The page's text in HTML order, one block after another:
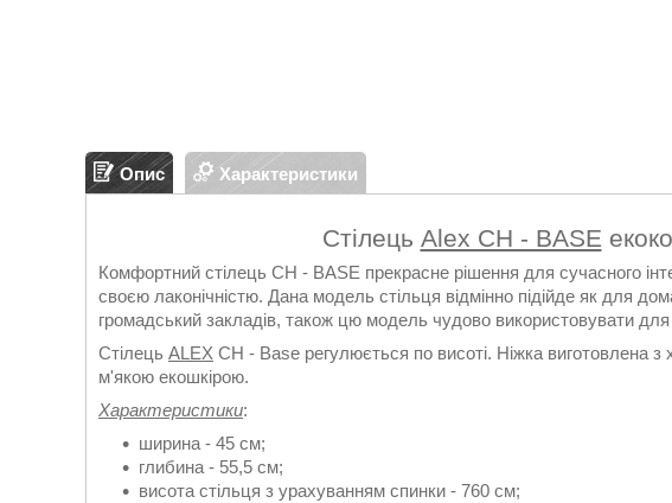
Опис Характеристики
Стілець Alex CH - BASE
Комфортний стілець CH - BASE прекрасне рішення для сучасного
своєю лаконічністю. Дана модель стільця відмінно підійде як для
громадський закладів, також цю модель чудово використовувати для
Стілець ALEX CH - Base регулюється по висоті. Ніжка виготовлена з
м'якою екошкірою.
Характеристики:
ширина - 45 см;
глибина - 55,5 см;
висота стільця з урахуванням спинки - 760 см;